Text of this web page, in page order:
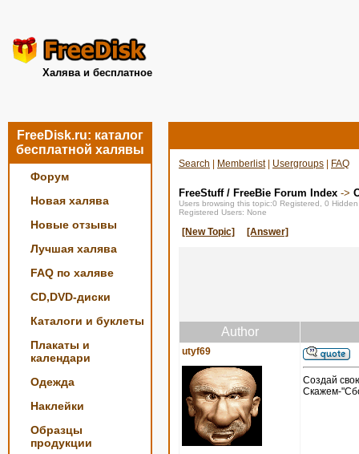
Халява и бесплатное
FreeDisk.ru: каталог
бесплатной халявы
Форум
Новая халява
Новые отзывы
Лучшая халява
FAQ по халяве
CD,DVD-диски
Каталоги и буклеты
Плакаты и
календари
Одежда
Наклейки
Образцы
продукции
Search Memberlist| Usergroups FAQ
FreeStuff / FreeBie Forum Index ->
Users browsing this topic:0 Registered, 0
Registered Users: None
[New Topic] [Answer]
Author
utyf69
Создай
Скажем-